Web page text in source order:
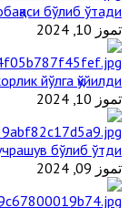
бўлиб ўтади
تموز 10, 2024
йўлга қўйилди
تموز 10, 2024
бўлиб ўтди
تموز 09, 2024